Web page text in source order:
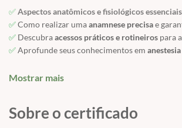
✅Aspectos anatômicos e fisiológicos essenciais
✅Como realizar umaanamnese precisae
✅ Descubraacessos práticos e rotineiros para
✅Aprofunde seus conhecimentos em
✅Explore os detalhes da
Mostrar mais
Sobre o certificado